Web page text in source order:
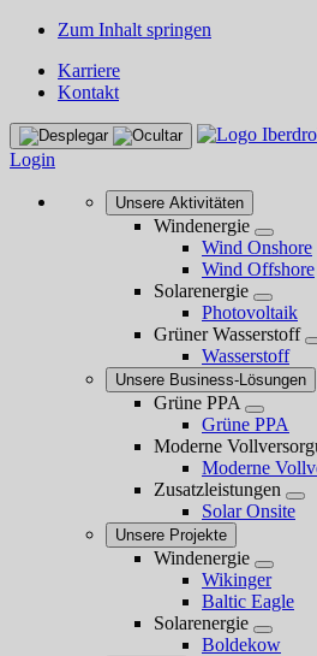
Zum Inhalt springen
Karriere
Kontakt
Login
Unsere Aktivitäten
Windenergie
Wind Onshore
Wind Offshore
Solarenergie
Photovoltaik
Grüner Wasserstoff
Wasserstoff
Unsere Business-Lösungen
Grüne PPA
Grüne PPA
Moderne
Moderne
Zusatzleistungen
Solar Onsite
Unsere Projekte
Windenergie
Wikinger
Baltic Eagle
Solarenergie
Boldekow